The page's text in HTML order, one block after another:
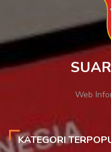
Web
KATEGORI